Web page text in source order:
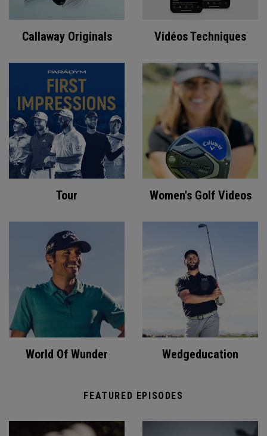
Callaway Originals Vidéos Techniques
Tour Women's Golf Videos
World Of Wunder Wedgeducation
FEATURED EPISODES